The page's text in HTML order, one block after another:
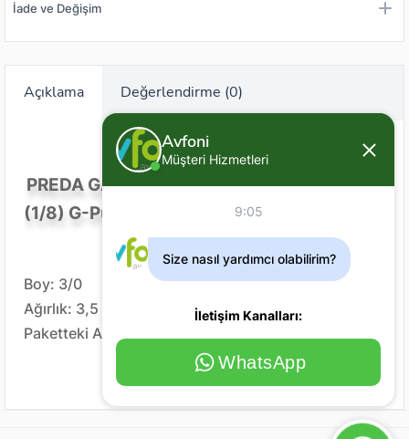
İade ve Değişim
Açıklama Değerlendirme (0)
PREDA GAMA SkipGapSHAKY-H 3/0-3.5g
(1/8) G-Pump1/4
Boy: 3/0
Ağırlık: 3,5 gram
Paketteki Adedi: 4 adet
Avfoni
Müşteri Hizmetleri
9:05
Size nasıl yardımcı olabilirim?
İletişim Kanalları:
WhatsApp